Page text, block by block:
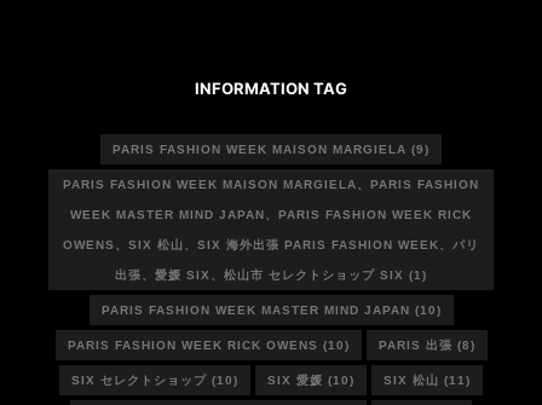
INFORMATION TAG
PARIS FASHION WEEK MAISON MARGIELA (9)
PARIS FASHION WEEK MAISON MARGIELA、PARIS FASHION
WEEK MASTER MIND JAPAN、PARIS FASHION WEEK RICK
OWENS、SIX 松山、SIX 海外出張 PARIS FASHION WEEK、パリ
出張、愛媛 SIX、松山市 セレクトショップ SIX (1)
PARIS FASHION WEEK MASTER MIND JAPAN (10)
PARIS FASHION WEEK RICK OWENS (10) PARIS 出張 (8)
SIX セレクトショップ (10) SIX 愛媛 (10) SIX 松山 (11)